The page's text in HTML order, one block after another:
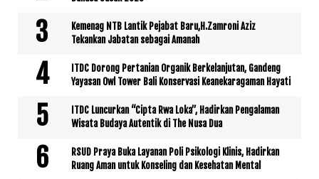
Kemenag NTB Lantik Pejabat Baru,H.Zamroni Aziz
Tekankan Jabatan sebagai Amanah
ITDC Dorong Pertanian Organik Berkelanjutan, Gandeng
Yayasan Owl Tower Bali Konservasi Keanekaragaman Hayati
ITDC Luncurkan “Cipta Rwa Loka”, Hadirkan Pengalaman
Wisata Budaya Autentik di The Nusa Dua
RSUD Praya Buka Layanan Poli Psikologi Klinis, Hadirkan
Ruang Aman untuk Konseling dan Kesehatan Mental